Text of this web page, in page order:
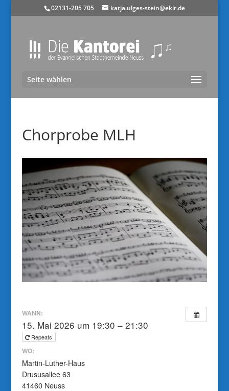
02131-205 705 katja.ulges-stein@ekir.de
Seite wählen
Chorprobe MLH
WANN:
15. Mai 2026 um 19:30 – 21:30
Repeats
WO:
Martin-Luther-Haus
Drususallee 63
41460 Neuss